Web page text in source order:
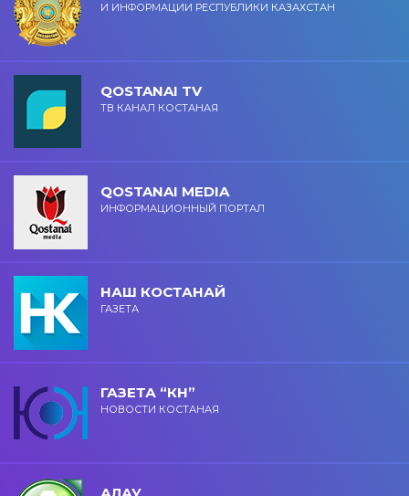
И ИНФОРМАЦИИ РЕСПУБЛИКИ КАЗАХСТАН
QOSTANAI TV
ТВ КАНАЛ КОСТАНАЯ
QOSTANAI MEDIA
ИНФОРМАЦИОННЫЙ ПОРТАЛ
НАШ КОСТАНАЙ
ГАЗЕТА
ГАЗЕТА “КН”
НОВОСТИ КОСТАНАЯ